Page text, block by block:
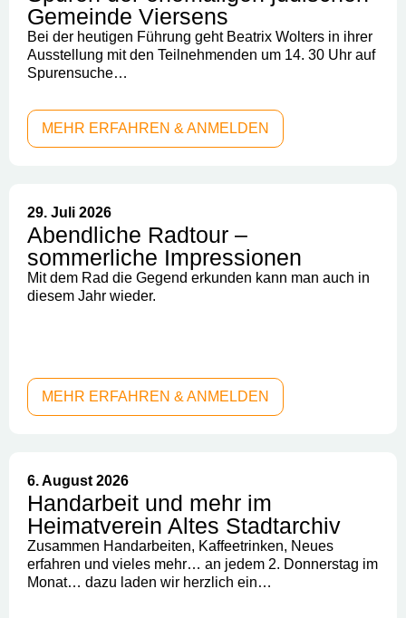
Gemeinde Viersens
Bei der heutigen Führung geht Beatrix Wolters in ihrer
Ausstellung mit den Teilnehmenden um 14. 30 Uhr auf
Spurensuche…
MEHR ERFAHREN & ANMELDEN
29. Juli 2026
Abendliche Radtour –
sommerliche Impressionen
Mit dem Rad die Gegend erkunden kann man auch in
diesem Jahr wieder.
MEHR ERFAHREN & ANMELDEN
6. August 2026
Handarbeit und mehr im
Heimatverein Altes Stadtarchiv
Zusammen Handarbeiten, Kaffeetrinken, Neues
erfahren und vieles mehr… an jedem 2. Donnerstag im
Monat… dazu laden wir herzlich ein…